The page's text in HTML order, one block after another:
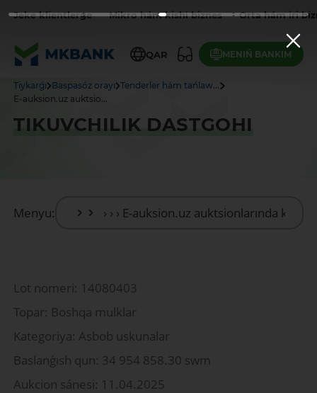
Jeke klientlerge Mikro hám kishi biznes Orta hám iri
QAR MENIŃ BANKIM
Tiykarǵı Baspasóz orayı Tenderler hám tańlaw...
E-auksion.uz auktsio...
TIKUVCHILIK DASTGOHI
Menyu:
Lot nomeri: 14080403
Topar: Boshqa mulklar
Kategoriya: Asbob uskunalar
Baslanǵısh qun: 34 954 858.30 swm
Aukcion sánesi: 11.04.2025